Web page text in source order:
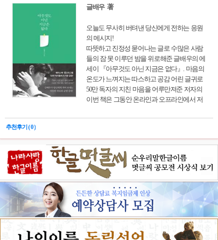
글배우 著
오늘도 무사히 버텨낸 당신에게 전하는 응원
의 메시지!
따뜻하고 진정성 묻어나는 글로 수많은 사람
들의 잠 못 이루던 밤을 위로해준 글배우의 에
세이 『아무것도 아닌 지금은 없다』. 마음의
온도가 느껴지는 따스하고 공감 어린 글귀로
50만 독자의 지친 마음을 어루만져준 저자의
이번 책은 그동안 온라인과 오프라인에서 저
엮은 것이다. 담벼락에, 전봇대에 직접 써 붙
람들의 마음을 어루만져주었던 글들, 100회
이상의 강연에서 들려주었던 위로와 희망의
메시지들 가운데 뜨거운 반응을 끌어냈던 주
옥같은 글귀들을 담았다. 자존감, 진로와 꿈,
삶의 방향, 인간관계, 걱정과 고민을 줄이는
방법 등 평범하지만 그래서 더 많은 사람이 바
로 자기 자신의 이야기라 느낄 만한 내용으로
가득 차 있다.
추천후기 ( 0 )